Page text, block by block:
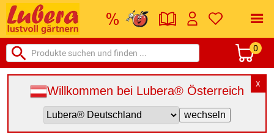
0
X
Willkommen bei Lubera® Österreich